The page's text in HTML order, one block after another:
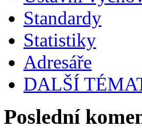
Standardy
Statistiky
Adresáře
DALŠÍ
Poslední